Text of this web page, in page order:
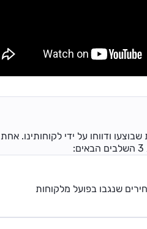
ודווחו על ידי לקוחותינו. אחת
שנגבו בפועל מלקוחות